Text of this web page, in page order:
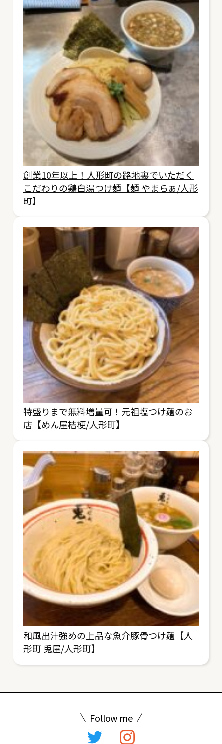
創業10年以上！人形町の路地裏でいただく
こだわりの鶏白湯つけ麺【麺 やまらぁ/人形
町】
特盛りまで無料増量可！元祖塩つけ麺のお
店【めん屋桔梗/人形町】
和風出汁強めの上品な魚介豚骨つけ麺【人
形町 兎屋/人形町】
Follow me